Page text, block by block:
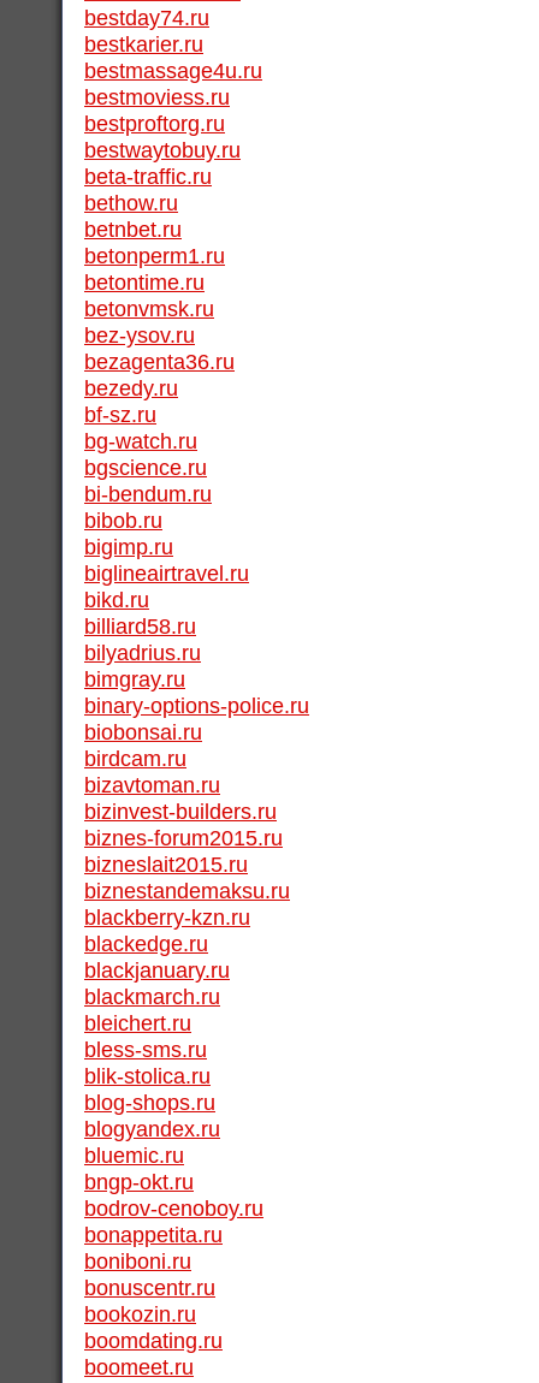
bestday74.ru
bestkarier.ru
bestmassage4u.ru
bestmoviess.ru
bestproftorg.ru
bestwaytobuy.ru
beta-traffic.ru
bethow.ru
betnbet.ru
betonperm1.ru
betontime.ru
betonvmsk.ru
bez-ysov.ru
bezagenta36.ru
bezedy.ru
bf-sz.ru
bg-watch.ru
bgscience.ru
bi-bendum.ru
bibob.ru
bigimp.ru
biglineairtravel.ru
bikd.ru
billiard58.ru
bilyadrius.ru
bimgray.ru
binary-options-police.ru
biobonsai.ru
birdcam.ru
bizavtoman.ru
bizinvest-builders.ru
biznes-forum2015.ru
bizneslait2015.ru
biznestandemaksu.ru
blackberry-kzn.ru
blackedge.ru
blackjanuary.ru
blackmarch.ru
bleichert.ru
bless-sms.ru
blik-stolica.ru
blog-shops.ru
blogyandex.ru
bluemic.ru
bngp-okt.ru
bodrov-cenoboy.ru
bonappetita.ru
boniboni.ru
bonuscentr.ru
bookozin.ru
boomdating.ru
boomeet.ru